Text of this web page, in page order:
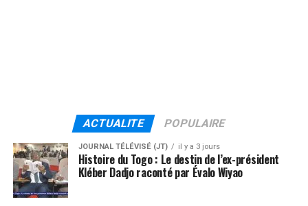
ACTUALITE POPULAIRE
JOURNAL TÉLÉVISÉ (JT) il y a 3 jours
Histoire du Togo : Le destin de l’ex-président
Kléber Dadjo raconté par Évalo Wiyao